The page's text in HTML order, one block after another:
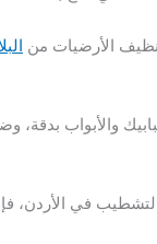
الأرضيات من
والأبواب
في الأردن،